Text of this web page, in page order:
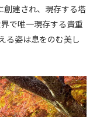
創建され、現存する塔
で唯一現存する貴重
る姿は息をのむ美し